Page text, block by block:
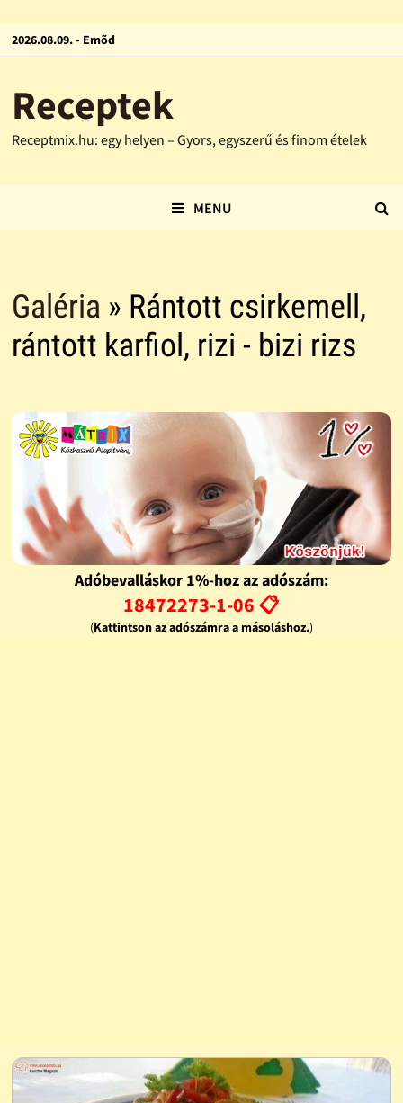
2026.08.09. - Emõd
Receptek
Receptmix.hu: egy helyen – Gyors, egyszerű és finom ételek
MENU
Galéria » Rántott csirkemell,
rántott karfiol, rizi - bizi rizs
Adóbevalláskor 1%-hoz az adószám:
18472273-1-06 📋
(Kattintson az adószámra a másoláshoz.)